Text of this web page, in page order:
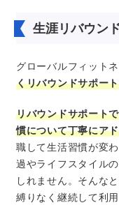
生涯リバウン
グローバルフィット
くリバウンドサポー
リバウンドサポート
慣について丁寧にア
職して生活習慣が変
過やライフスタイル
しれません。そんな
縛りなく継続して利用